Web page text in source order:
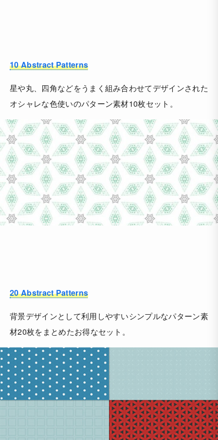
10 Abstract Patterns
星や丸、四角などをうまく組み合わせてデザインされた
オシャレな色使いのパターン素材10枚セット。
20 Abstract Patterns
背景デザインとして利用しやすいシンプルなパターン素
材20枚をまとめたお得なセット。